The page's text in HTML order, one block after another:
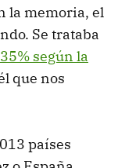
la memoria, el
Se trataba
35% según la
que nos
países